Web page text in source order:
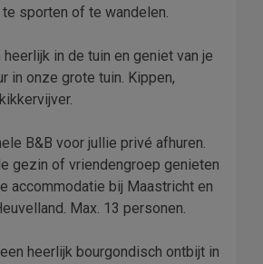
sporten of te wandelen.
in de tuin en geniet van je
in onze grote tuin. Kippen,
B&B voor jullie privé afhuren.
gezin of vriendengroep genieten
accommodatie bij Maastricht en
Max. 13 personen.
heerlijk bourgondisch ontbijt in